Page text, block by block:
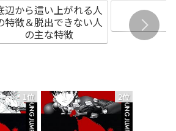
辺から這い上がれる人
特徴＆脱出できない人
の主な特徴
1位 2位